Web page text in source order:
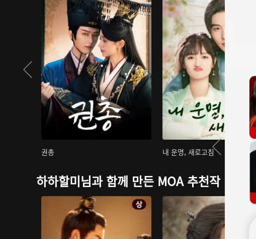
권총 내 운명, 새로고침
하하할미님과 함께 만든 MOA 추천작